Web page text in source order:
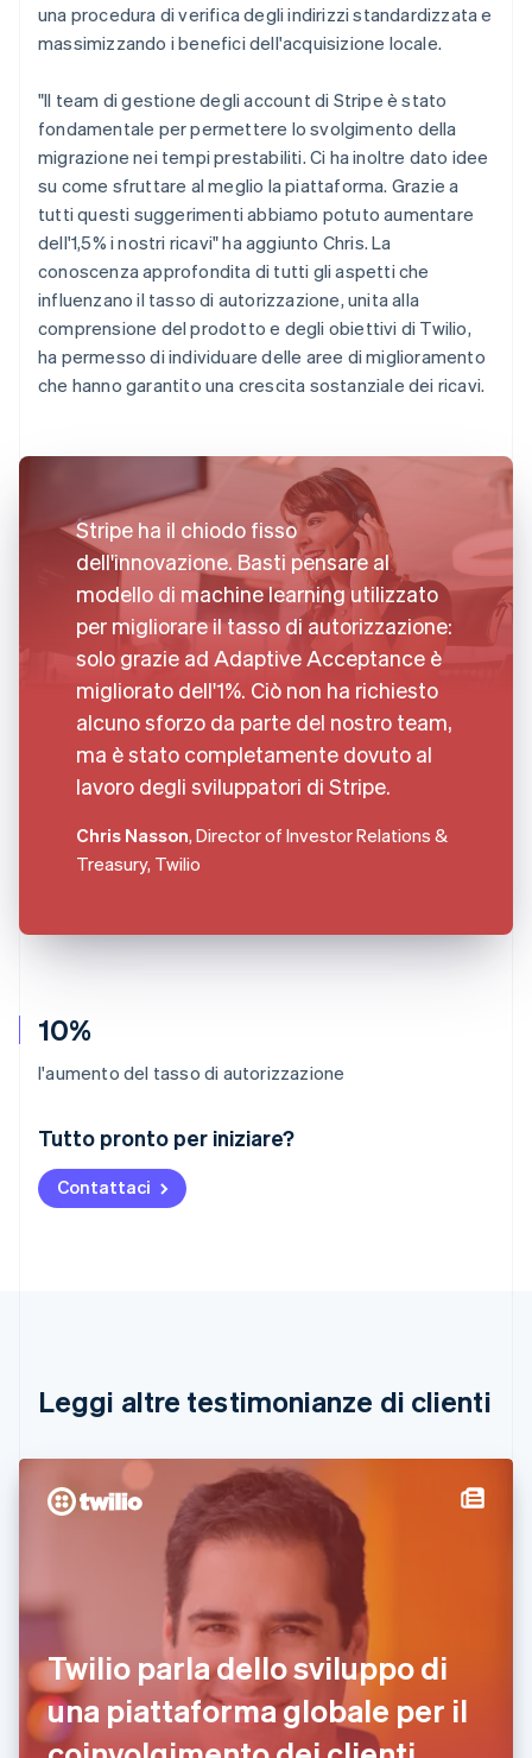
10%
l'aumento del tasso di autorizzazione
Tutto pronto per iniziare?
Contattaci
una procedura di verifica degli indirizzi standardizzata e
massimizzando i benefici dell'acquisizione locale.
"Il team di gestione degli account di Stripe è stato
fondamentale per permettere lo svolgimento della
migrazione nei tempi prestabiliti. Ci ha inoltre dato idee
su come sfruttare al meglio la piattaforma. Grazie a
tutti questi suggerimenti abbiamo potuto aumentare
dell'1,5% i nostri ricavi" ha aggiunto Chris. La
conoscenza approfondita di tutti gli aspetti che
influenzano il tasso di autorizzazione, unita alla
comprensione del prodotto e degli obiettivi di Twilio,
ha permesso di individuare delle aree di miglioramento
che hanno garantito una crescita sostanziale dei ricavi.
Stripe ha il chiodo fisso
dell'innovazione. Basti pensare al
modello di machine learning utilizzato
per migliorare il tasso di autorizzazione:
solo grazie ad Adaptive Acceptance è
migliorato dell'1%. Ciò non ha richiesto
alcuno sforzo da parte del nostro team,
ma è stato completamente dovuto al
lavoro degli sviluppatori di Stripe.
Chris Nasson, Director of Investor Relations &
Treasury, Twilio
Leggi altre testimonianze di clienti
Twilio parla dello sviluppo di
una piattaforma globale per il
Australia
English
Austria
DeutschEnglish
English Français
Cina continentale
Cipro
Croazia
Italiano
Emirati Arabi Uniti
English
Finlandia
English